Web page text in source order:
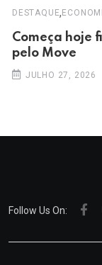
DESTAQUE,
Começa hoje
pelo Move
JULHO 27, 2026
Follow Us On: